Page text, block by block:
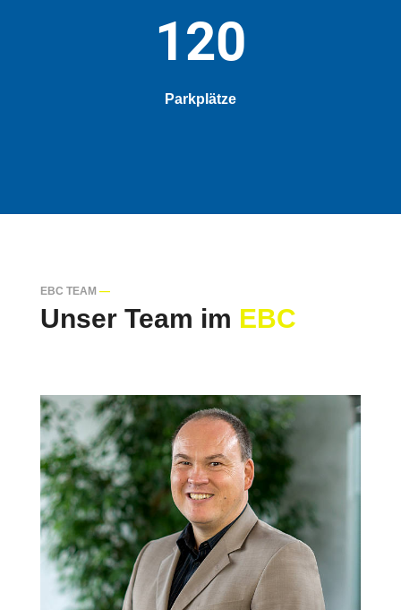
120
Parkplätze
EBC TEAM —
Unser Team im EBC